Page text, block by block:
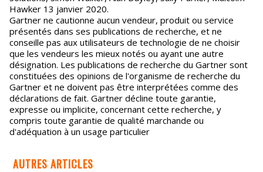
Hawker 13 janvier 2020.
Gartner ne cautionne aucun vendeur, produit ou service
présentés dans ses publications de recherche, et ne
conseille pas aux utilisateurs de technologie de ne choisir
que les vendeurs les mieux notés ou ayant une autre
désignation. Les publications de recherche du Gartner sont
constituées des opinions de l'organisme de recherche du
Gartner et ne doivent pas être interprétées comme des
déclarations de fait. Gartner décline toute garantie,
expresse ou implicite, concernant cette recherche, y
compris toute garantie de qualité marchande ou
d'adéquation à un usage particulier
AUTRES ARTICLES